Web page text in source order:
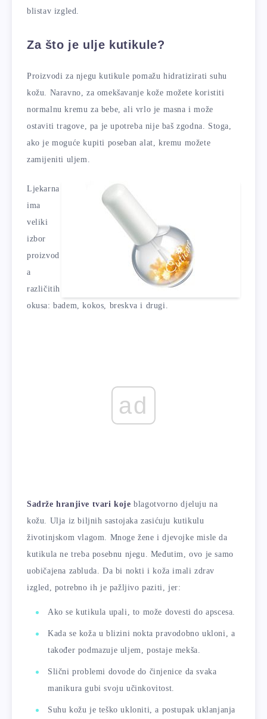
blistav izgled.
Za što je ulje kutikule?
Proizvodi za njegu kutikule pomažu hidratizirati suhu
kožu. Naravno, za omekšavanje kože možete koristiti
normalnu kremu za bebe, ali vrlo je masna i može
ostaviti tragove, pa je upotreba nije baš zgodna. Stoga,
ako je moguće kupiti poseban alat, kremu možete
zamijeniti uljem.
Ljekarna
ima
veliki
izbor
proizvod
a
različitih
okusa: badem, kokos, breskva i drugi.
ad
Sadrže hranjive tvari koje blagotvorno djeluju na
kožu. Ulja iz biljnih sastojaka zasićuju kutikulu
životinjskom vlagom. Mnoge žene i djevojke misle da
kutikula ne treba posebnu njegu. Međutim, ovo je samo
uobičajena zabluda. Da bi nokti i koža imali zdrav
izgled, potrebno ih je pažljivo paziti, jer:
Ako se kutikula upali, to može dovesti do apscesa.
Kada se koža u blizini nokta pravodobno ukloni, a
također podmazuje uljem, postaje mekša.
Slični problemi dovode do činjenice da svaka
manikura gubi svoju učinkovitost.
Suhu kožu je teško ukloniti, a postupak uklanjanja